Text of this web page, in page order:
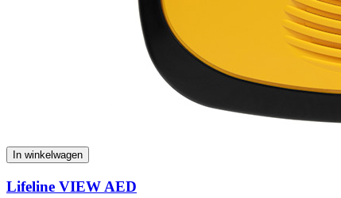
In winkelwagen
Lifeline VIEW AED